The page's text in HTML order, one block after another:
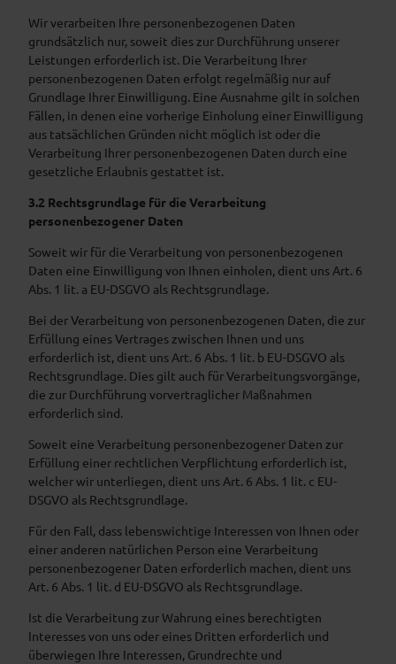
Wir verarbeiten Ihre personenbezogenen Daten
grundsätzlich nur, soweit dies zur Durchführung unserer
Leistungen erforderlich ist. Die Verarbeitung Ihrer
personenbezogenen Daten erfolgt regelmäßig nur auf
Grundlage Ihrer Einwilligung. Eine Ausnahme gilt in solchen
Fällen, in denen eine vorherige Einholung einer Einwilligung
aus tatsächlichen Gründen nicht möglich ist oder die
Verarbeitung Ihrer personenbezogenen Daten durch eine
gesetzliche Erlaubnis gestattet ist.
3.2 Rechtsgrundlage für die Verarbeitung
personenbezogener Daten
Soweit wir für die Verarbeitung von personenbezogenen
Daten eine Einwilligung von Ihnen einholen, dient uns Art. 6
Abs. 1 lit. a EU-DSGVO als Rechtsgrundlage.
Bei der Verarbeitung von personenbezogenen Daten, die zur
Erfüllung eines Vertrages zwischen Ihnen und uns
erforderlich ist, dient uns Art. 6 Abs. 1 lit. b EU-DSGVO als
Rechtsgrundlage. Dies gilt auch für Verarbeitungsvorgänge,
die zur Durchführung vorvertraglicher Maßnahmen
erforderlich sind.
Soweit eine Verarbeitung personenbezogener Daten zur
Erfüllung einer rechtlichen Verpflichtung erforderlich ist,
welcher wir unterliegen, dient uns Art. 6 Abs. 1 lit. c EU-
DSGVO als Rechtsgrundlage.
Für den Fall, dass lebenswichtige Interessen von Ihnen oder
einer anderen natürlichen Person eine Verarbeitung
personenbezogener Daten erforderlich machen, dient uns
Art. 6 Abs. 1 lit. d EU-DSGVO als Rechtsgrundlage.
Ist die Verarbeitung zur Wahrung eines berechtigten
Interesses von uns oder eines Dritten erforderlich und
überwiegen Ihre Interessen, Grundrechte und